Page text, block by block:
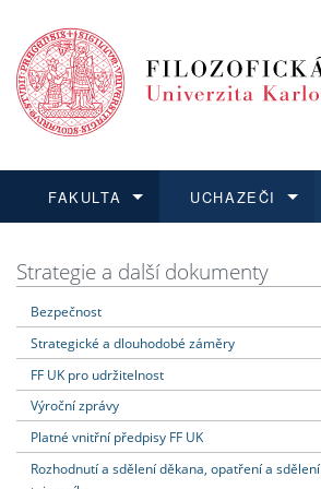
FAKULTA
Dozvědět se více
UCHAZEČI
Podat přihlášku
Dozvědět se více
Dozvědět se více
Dozvědět se více
Strategie a další dokumenty
Bezpečnost
Strategické a dlouhodobé záměry
FF UK pro udržitelnost
Výroční zprávy
Platné vnitřní předpisy FF UK
Rozhodnutí a sdělení děkana, opatření a sdělení